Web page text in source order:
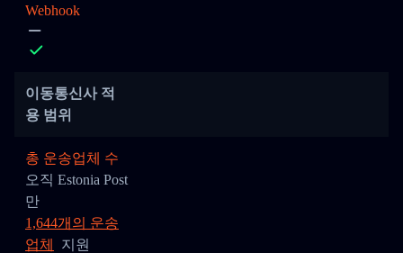
Webhook
이동통신사 적
용 범위
총 운송업체 수
오직 Estonia Post
만
1,644개의 운송
업체
지원